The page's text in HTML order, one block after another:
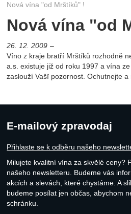
Nová vína "od Mrštíků" !
Nová vína "od
26. 12. 2009
Víno z kraje bratří Mrštíků rozhodně
a.s. existuje již od roku 1997 a vína
zaslouží Vašï pozornost. Ochutnejte
E-mailový zpravodaj
Přihlaste se k odběru našeho
Milujete kvalitní vína za skvělé ceny?
našeho newsletteru. Budeme vás
akcích a slevách, které chystáme. A
budeme posílat jen občas, abychom
schránku.